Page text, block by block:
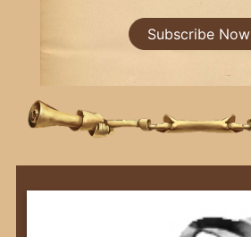
Subscribe Now